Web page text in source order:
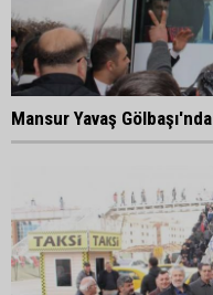
Mansur Yavaş Gölbaşı'nda